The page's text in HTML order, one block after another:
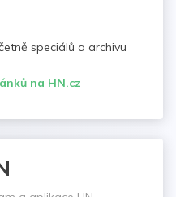
speciálů a archivu
na HN.cz